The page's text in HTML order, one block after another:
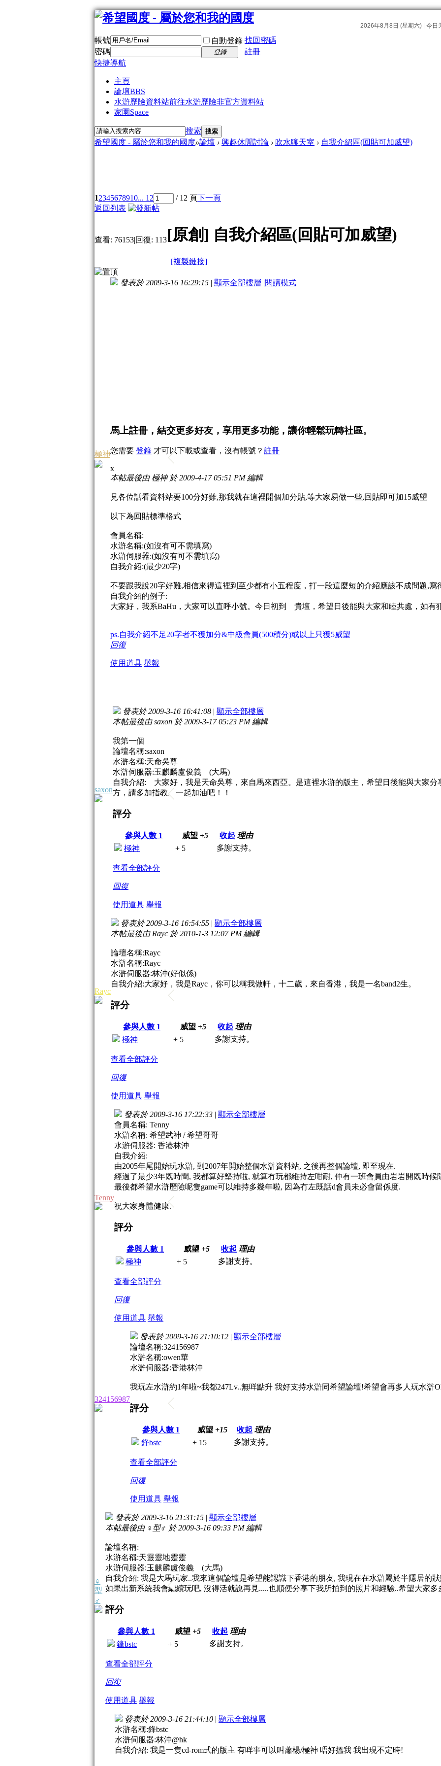
帳號 自動登錄 找回密碼
密碼
登錄
註冊
快捷導航
主頁
論壇BBS
水滸歷險資料站前往水滸歷險非官方資料站
家園 Space
搜索 搜索
希望國度 - 屬於您和我的國度»論壇 › 興趣休閒討論 › 吹水聊天室 › 自我介紹區(回貼可加威望)
12345678910... 12 / 12 頁下一頁
返回列表
查看: 76153|回復: 113[原創] 自我介紹區(回貼可加威望)
[複製鏈接]
極神
發表於 2009-3-16 16:29:15 | 顯示全部樓層 |閱讀模式
馬上註冊，結交更多好友，享用更多功能，讓你輕鬆玩轉社區。
您需要 登錄 才可以下載或查看，沒有帳號？ 註冊
x
本帖最後由 極神 於 2009-4-17 05:51 PM 編輯
見各位話看資料站要100分好難,那我就在這裡開個加分貼,等大家易做一些,回貼即可加15威望
以下為回貼標準格式
會員名稱:
水滸名稱:(如沒有可不需填寫)
水滸伺服器:(如沒有可不需填寫)
自我介紹:(最少20字)
不要跟我說20字好難,相信來得這裡到至少都有小五程度，打一段這麼短的介紹應該不成問題,寫
自我介紹的例子:
大家好，我系BaHu，大家可以直呼小號。今日初到 貴壇，希望日後能與大家和睦共處，如有
ps.自我介紹不足20字者不獲加分&中級會員(500積分)或以上只獲5威望
回復
使用道具 舉報
saxon
發表於 2009-3-16 16:41:08 | 顯示全部樓層
本帖最後由 saxon 於 2009-3-17 05:23 PM 編輯
我第一個
論壇名稱:saxon
水滸名稱:天命吳尊
水滸伺服器:玉麒麟盧俊義 (大馬)
自我介紹: 大家好，我是天命吳尊，來自馬來西亞。是這裡水滸的版主，希望日後能與大家分
方，請多加指教。一起加油吧！！
評分
參與人數 1 威望 +5 收起 理由
極神
+ 5 多謝支持。
查看全部評分
回復
使用道具 舉報
Rayc
發表於 2009-3-16 16:54:55 | 顯示全部樓層
本帖最後由 Rayc 於 2010-1-3 12:07 PM 編輯
論壇名稱:Rayc
水滸名稱:Rayc
水滸伺服器:林沖(好似係)
自我介紹:大家好，我是Rayc，你可以稱我做軒，十二歲，來自香港，我是一名band2生。
評分
參與人數 1 威望 +5 收起 理由
極神
+ 5 多謝支持。
查看全部評分
回復
使用道具 舉報
Tenny
發表於 2009-3-16 17:22:33 | 顯示全部樓層
會員名稱: Tenny
水滸名稱: 希望武神 / 希望哥哥
水滸伺服器: 香港林沖
自我介紹:
由2005年尾開始玩水滸, 到2007年開始整個水滸資料站, 之後再整個論壇, 即至現在.
經過了最少3年既時間, 我都算好堅持啦, 就算冇玩都維持左咁耐, 仲有一班會員由岩岩開既時候
最後都希望水滸歷險呢隻game可以維持多幾年啦, 因為冇左既話d會員未必會留係度.
祝大家身體健康.
評分
參與人數 1 威望 +5 收起 理由
極神
+ 5 多謝支持。
查看全部評分
回復
使用道具 舉報
324156987
發表於 2009-3-16 21:10:12 | 顯示全部樓層
論壇名稱:324156987
水滸名稱:owen華
水滸伺服器:香港林沖
我玩左水滸約1年啦~我都247Lv..無咩點升 我好支持水滸同希望論壇!希望會再多人玩水滸
評分
參與人數 1 威望 +15 收起 理由
鋒bstc
+ 15 多謝支持。
查看全部評分
回復
使用道具 舉報
♀
型
♂
發表於 2009-3-16 21:31:15 | 顯示全部樓層
本帖最後由 ♀型♂ 於 2009-3-16 09:33 PM 編輯
論壇名稱:
水滸名稱:天靈靈地靈靈
水滸伺服器:玉麒麟盧俊義 (大馬)
自我介紹: 我是大馬玩家..我來這個論壇是希望能認識下香港的朋友, 我現在在水滸屬於半隱居的
如果出新系統我會繼續玩吧, 沒得活就說再見.....也順便分享下我所拍到的照片和經驗..希望大家多
評分
參與人數 1 威望 +5 收起 理由
鋒bstc
+ 5 多謝支持。
查看全部評分
回復
使用道具 舉報
發表於 2009-3-16 21:44:10 | 顯示全部樓層
水滸名稱:鋒bstc
水滸伺服器:林沖@hk
自我介紹: 我是一隻cd-rom式的版主 有咩事可以叫蕭楊/極神 唔好搵我 我出現不定時!